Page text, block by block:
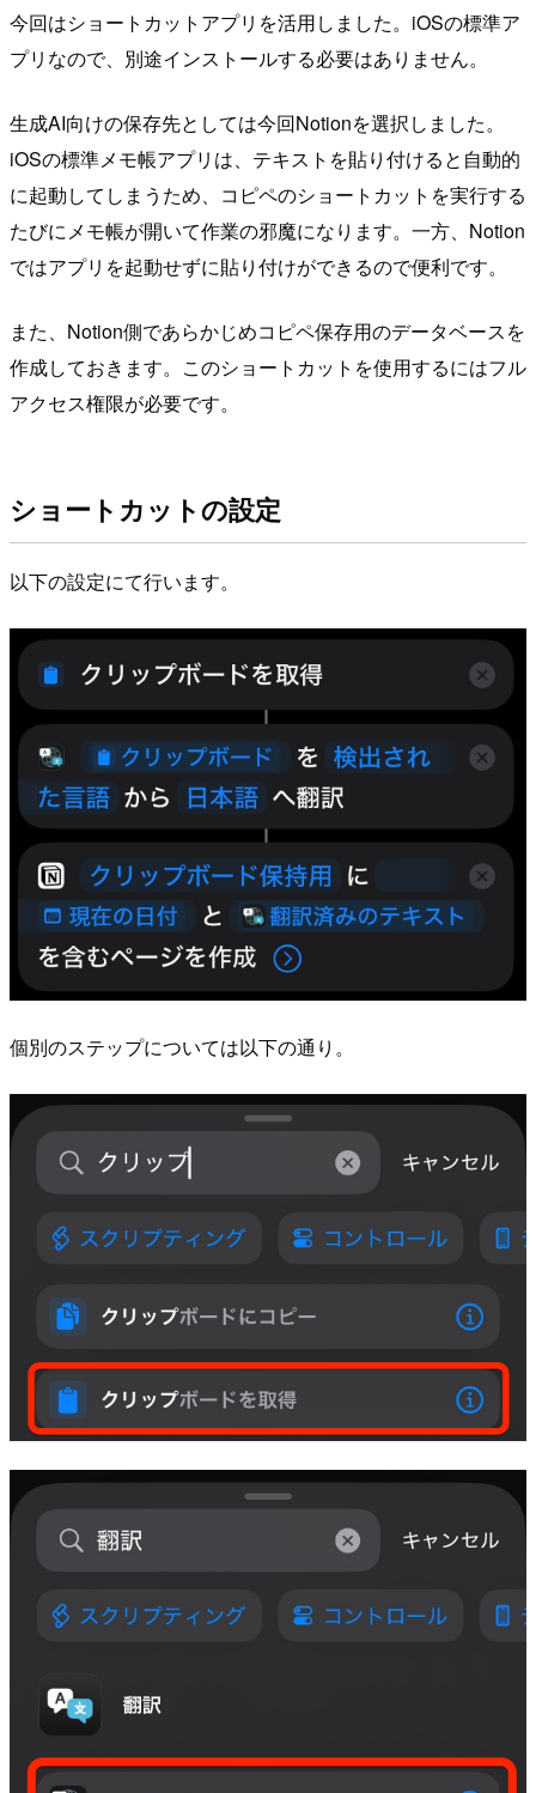
今回はショートカットアプリを活用しました。iOSの標準ア
プリなので、別途インストールする必要はありません。
生成AI向けの保存先としては今回Notionを選択しました。
iOSの標準メモ帳アプリは、テキストを貼り付けると自動的
に起動してしまうため、コピペのショートカットを実行する
たびにメモ帳が開いて作業の邪魔になります。一方、Notion
ではアプリを起動せずに貼り付けができるので便利です。
また、Notion側であらかじめコピペ保存用のデータベースを
作成しておきます。このショートカットを使用するにはフル
アクセス権限が必要です。
ショートカットの設定
以下の設定にて行います。
個別のステップについては以下の通り。